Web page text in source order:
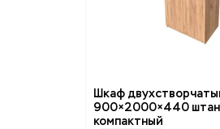
Шкаф
900×2000×440
компактный